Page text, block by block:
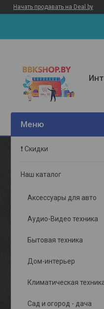
Начать продавать на Deal.by
❗ Скидки
Наш каталог
Аксессуары для авто
Аудио-Видео техника
Бытовая техника
Дом-интерьер
Климатическая
Сад и огород - дача